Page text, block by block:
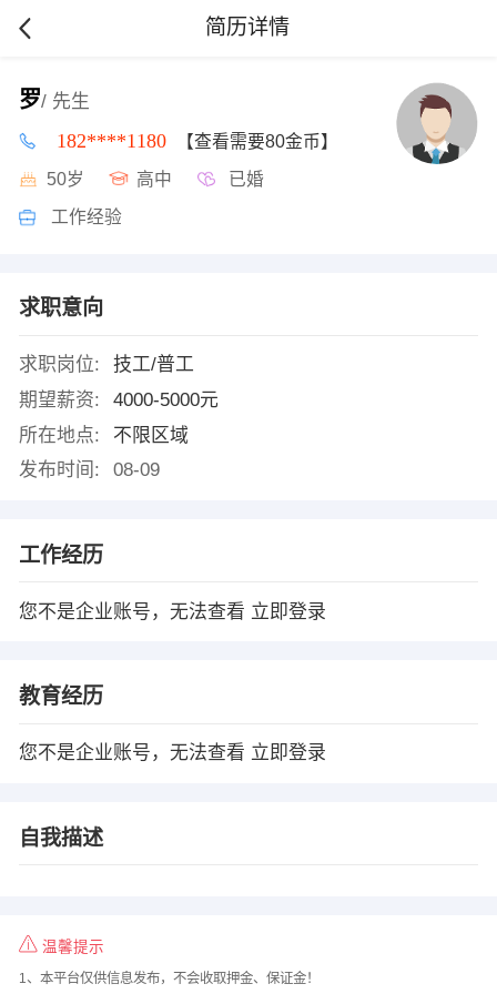
简历详情
罗/ 先生
182****1180 【查看需要80金币】
50岁 高中 已婚
工作经验
求职意向
求职岗位:
技工/普工
期望薪资:
4000-5000元
所在地点:
不限区域
发布时间:
08-09
工作经历
您不是企业账号，无法查看 立即登录
教育经历
您不是企业账号，无法查看 立即登录
自我描述
温馨提示
1、本平台仅供信息发布，不会收取押金、保证金！